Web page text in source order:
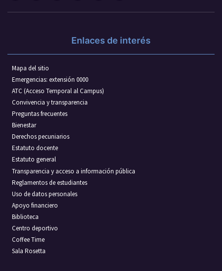
Enlaces de interés
Mapa del sitio
Emergencias: extensión 0000
ATC (Acceso Temporal al Campus)
Convivencia y transparencia
Preguntas frecuentes
Bienestar
Derechos pecuniarios
Estatuto docente
Estatuto general
Transparencia y acceso a información pública
Reglamentos de estudiantes
Uso de datos personales
Apoyo financiero
Biblioteca
Centro deportivo
Coffee Time
Sala Rosetta